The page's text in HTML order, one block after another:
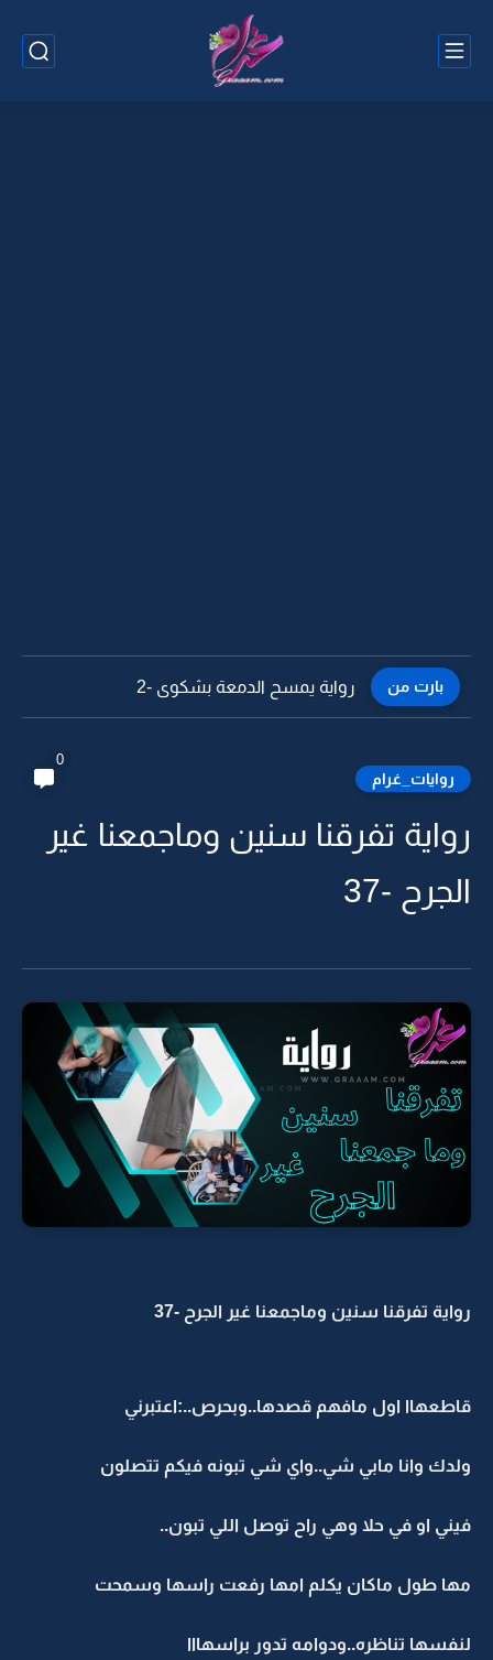
بارت من رواية يمسح الدمعة بشكوى -1
روايات_غرام
0
رواية تفرقنا سنين وماجمعنا غير
الجرح -37
رواية تفرقنا سنين وماجمعنا غير الجرح -37
قاطعهاا اول مافهم قصدها..وبحرص..:اعتبرني
ولدك وانا مابي شي..واي شي تبونه فيكم تتصلون
فيني او في حلا وهي راح توصل اللي تبون..
مها طول ماكان يكلم امها رفعت راسها وسمحت
لنفسها تناظره..ودوامه تدور براسهااا